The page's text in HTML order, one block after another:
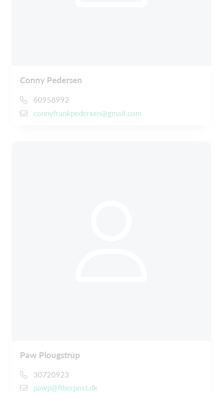
Conny Pedersen
60958992
connyfrankpedersen@gmail.com
Paw Plougstrup
30720923
pawp@fiberpost.dk